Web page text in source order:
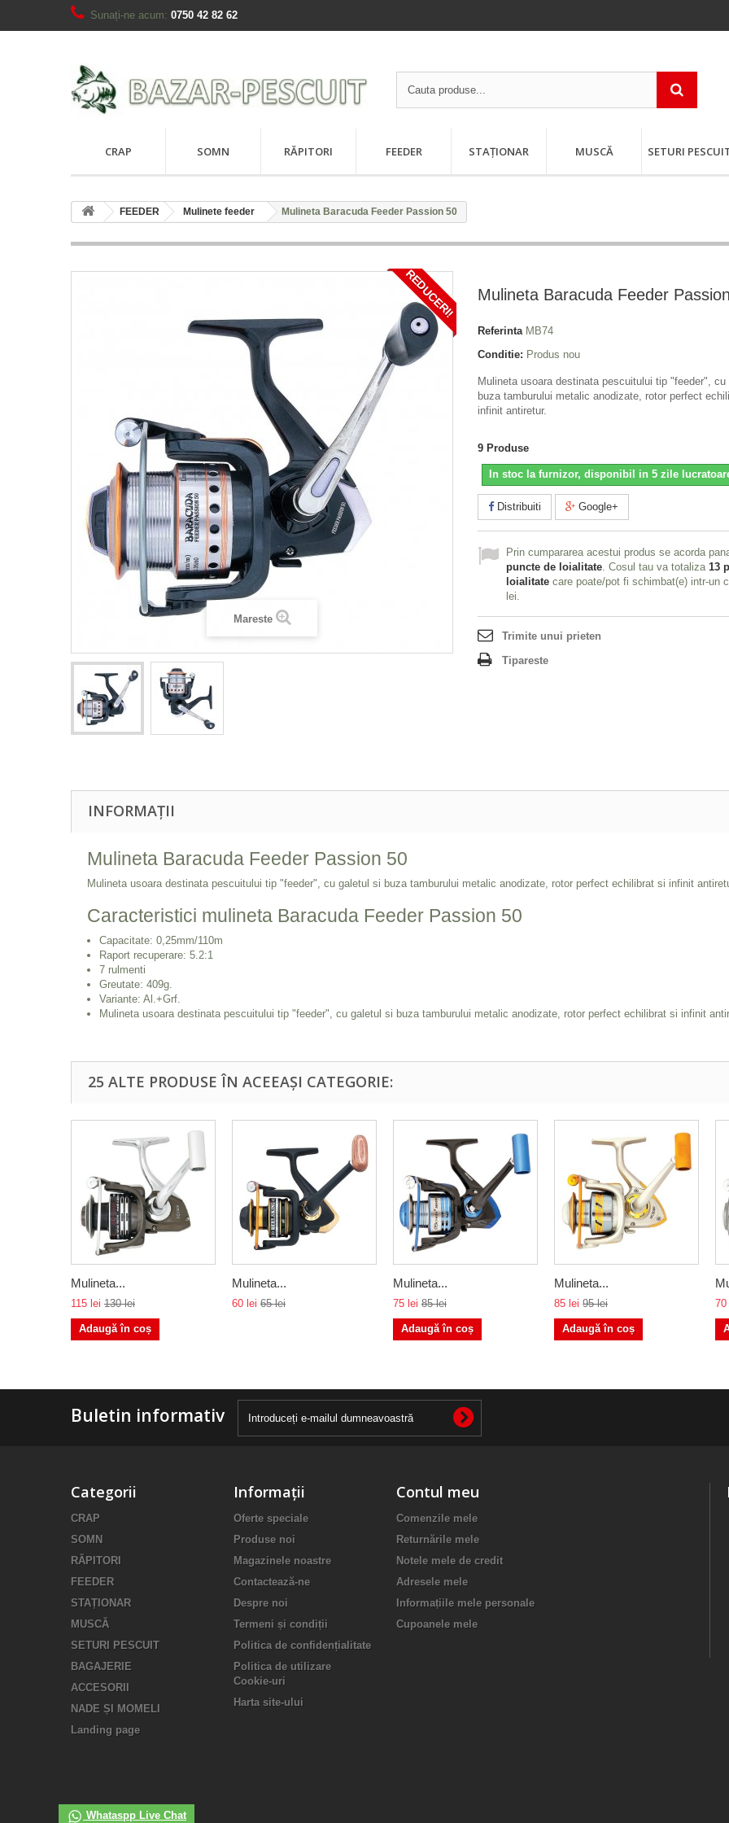
Sunați-ne acum: 0750 42 82 62
CRAP SOMN RĂPITORI FEEDER STAȚIONAR MUSCĂ SETURI
FEEDER Mulinete feeder Mulineta Baracuda Feeder Passion 50
REDUCERI!
Mareste
Mulineta Baracuda Feeder
Referinta MB74
Conditie: Produs nou
Mulineta usoara destinata pescuitului tip "feeder", cu
buza tamburului metalic anodizate, rotor perfect
infinit antiretur.
9 Produse
In stoc la furnizor, disponibil in 5 zile
Distribuiti Google+
Prin cumpararea acestui produs se acorda
puncte de loialitate. Cosul tau va totaliza 13
loialitate care poate/pot fi schimbat(e) intr-un
lei.
Trimite unui prieten
Tipareste
INFORMAȚII
Mulineta Baracuda Feeder Passion 50
Mulineta usoara destinata pescuitului tip "feeder", cu galetul si buza tamburului metalic anodizate, rotor perfect echilibrat si infinit
Caracteristici mulineta Baracuda Feeder Passion 50
Capacitate: 0,25mm/110m
Raport recuperare: 5.2:1
7 rulmenti
Greutate: 409g.
Variante: Al.+Grf.
Mulineta usoara destinata pescuitului tip "feeder", cu galetul si buza tamburului metalic anodizate, rotor perfect echilibrat si infinit
25 ALTE PRODUSE ÎN ACEEAȘI CATEGORIE:
Mulineta...
115 lei 130 lei
Adaugă în coș
Mulineta...
60 lei 65 lei
Mulineta...
75 lei 85 lei
Adaugă în coș
Mulineta...
85 lei 95 lei
Adaugă în coș
70
Buletin informativ
Categorii
CRAP
SOMN
RĂPITORI
FEEDER
STAȚIONAR
MUSCĂ
SETURI PESCUIT
BAGAJERIE
ACCESORII
NADE ȘI MOMELI
Landing page
Informații
Oferte speciale
Produse noi
Magazinele noastre
Contactează-ne
Despre noi
Termeni și condiții
Politica de confidențialitate
Politica de utilizare
Cookie-uri
Harta site-ului
Contul meu
Comenzile mele
Returnările mele
Notele mele de credit
Adresele mele
Informațiile mele personale
Cupoanele mele
Whataspp Live Chat